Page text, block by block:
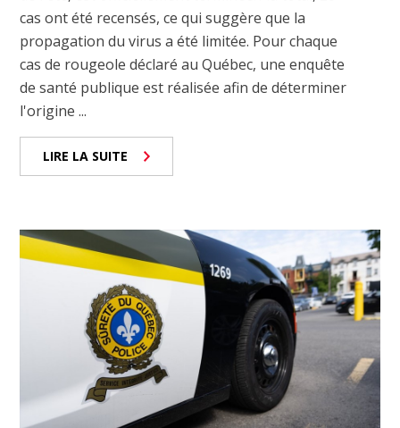
cas ont été recensés, ce qui suggère que la
propagation du virus a été limitée. Pour chaque
cas de rougeole déclaré au Québec, une enquête
de santé publique est réalisée afin de déterminer
l'origine ...
LIRE LA SUITE